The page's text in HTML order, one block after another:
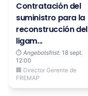
Contratación del
suministro para la
reconstrucción del
ligam...
⏱️ Angebotsfrist: 18 sept.
12:00
🏢 Director Gerente de
FREMAP